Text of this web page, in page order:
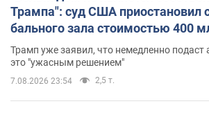
Трампа": суд США приостановил
бального зала стоимостью 400
Трамп уже заявил, что немедленно подаст
это "ужасным решением"
7.08.2026 23:54 2,5 т.